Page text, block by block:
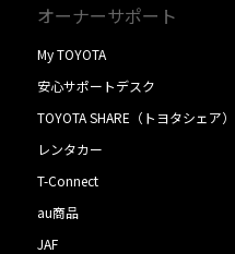
オーナーサポート
My TOYOTA
安心サポートデスク
TOYOTA SHARE（トヨタシェア）
レンタカー
T-Connect
au商品
JAF